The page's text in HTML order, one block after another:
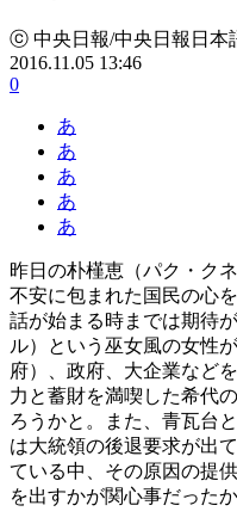
ⓒ 中央日報/中央日報日本
2016.11.05 13:46
0
あ
あ
あ
あ
あ
昨日の朴槿恵（パク・ク
不安に包まれた国民の心
話が始まる時までは期待
ル）という巫女風の女性
府）、政府、大企業など
力と蓄財を満喫した希代
ろうかと。また、青瓦台
は大統領の後退要求が出
ている中、その原因の提
を出すかが関心事だったか